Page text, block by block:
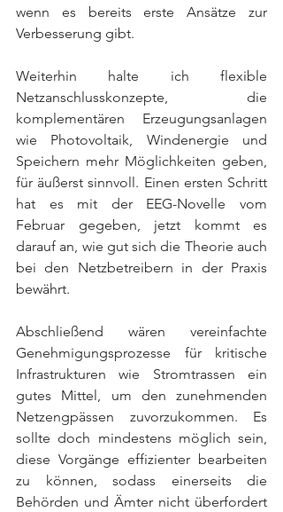
wenn es bereits erste Ansätze zur
Verbesserung gibt.
Weiterhin halte ich flexible
Netzanschlusskonzepte, die
komplementären Erzeugungsanlagen
wie Photovoltaik, Windenergie und
Speichern mehr Möglichkeiten geben,
für äußerst sinnvoll. Einen ersten Schritt
hat es mit der EEG-Novelle vom
Februar gegeben, jetzt kommt es
darauf an, wie gut sich die Theorie auch
bei den Netzbetreibern in der Praxis
bewährt.
Abschließend wären vereinfachte
Genehmigungsprozesse für kritische
Infrastrukturen wie Stromtrassen ein
gutes Mittel, um den zunehmenden
Netzengpässen zuvorzukommen. Es
sollte doch mindestens möglich sein,
diese Vorgänge effizienter bearbeiten
zu können, sodass einerseits die
Behörden und Ämter nicht überfordert